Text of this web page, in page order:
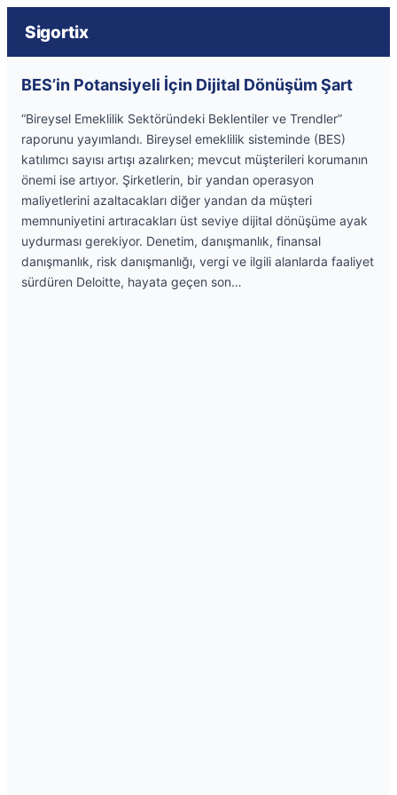
Sigortix
BES’in Potansiyeli İçin Dijital Dönüşüm Şart
“Bireysel Emeklilik Sektöründeki Beklentiler ve Trendler”
raporunu yayımlandı. Bireysel emeklilik sisteminde (BES)
katılımcı sayısı artışı azalırken; mevcut müşterileri korumanın
önemi ise artıyor. Şirketlerin, bir yandan operasyon
maliyetlerini azaltacakları diğer yandan da müşteri
memnuniyetini artıracakları üst seviye dijital dönüşüme ayak
uydurması gerekiyor. Denetim, danışmanlık, finansal
danışmanlık, risk danışmanlığı, vergi ve ilgili alanlarda faaliyet
sürdüren Deloitte, hayata geçen son…